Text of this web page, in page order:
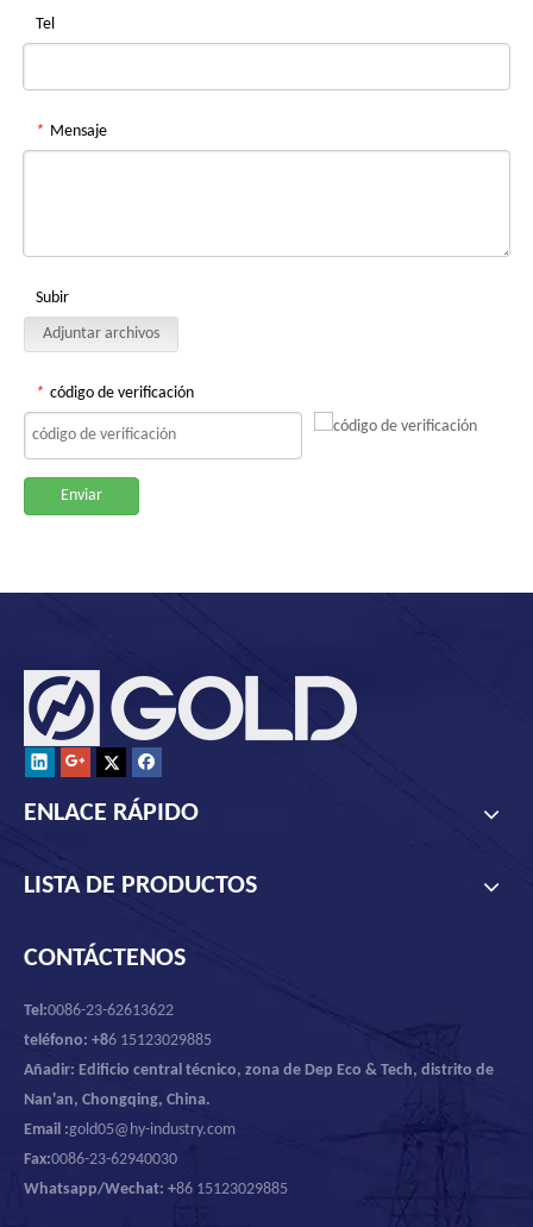
Tel
* Mensaje
Subir
Adjuntar archivos
* código de verificación
Enviar
ENLACE RÁPIDO
LISTA DE PRODUCTOS
CONTÁCTENOS
Tel:0086-23-62613622
teléfono: +86 15123029885
Añadir: Edificio central técnico, zona de Dep Eco & Tech, distrito de
Nan'an, Chongqing, China.
Email :gold05@hy-industry.com
Fax:0086-23-62940030
Whatsapp/Wechat: +86 15123029885